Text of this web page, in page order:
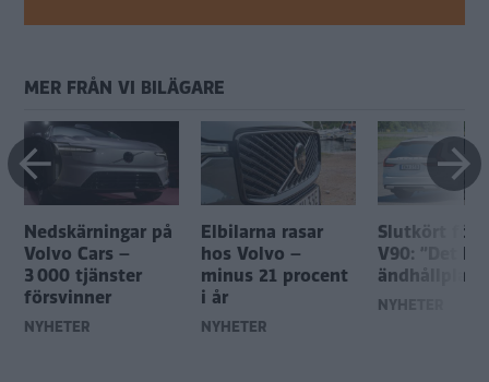
MER FRÅN VI BILÄGARE
Nedskärningar på
Volvo Cars –
3 000 tjänster
försvinner
NYHETER
Elbilarna rasar
hos Volvo –
minus 21 procent
i år
NYHETER
Slutkört för
V90: ”Det
NYHETER